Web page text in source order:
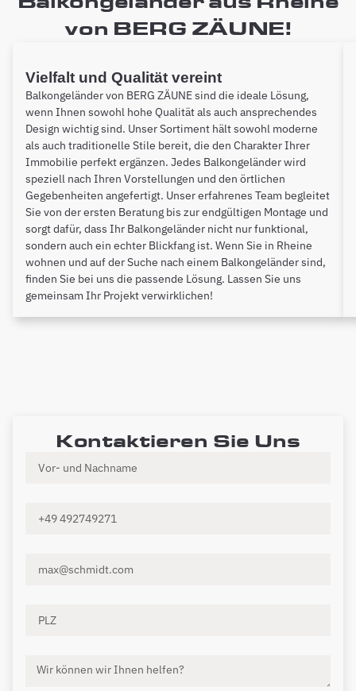
von BERG ZÄUNE!
Vielfalt und Qualität vereint
Balkongeländer von BERG ZÄUNE sind die ideale Lösung,
wenn Ihnen sowohl hohe Qualität als auch ansprechendes
Design wichtig sind. Unser Sortiment hält sowohl moderne
als auch traditionelle Stile bereit, die den Charakter Ihrer
Immobilie perfekt ergänzen. Jedes Balkongeländer wird
speziell nach Ihren Vorstellungen und den örtlichen
Gegebenheiten angefertigt. Unser erfahrenes Team begleitet
Sie von der ersten Beratung bis zur endgültigen Montage und
sorgt dafür, dass Ihr Balkongeländer nicht nur funktional,
sondern auch ein echter Blickfang ist. Wenn Sie in Rheine
wohnen und auf der Suche nach einem Balkongeländer sind,
finden Sie bei uns die passende Lösung. Lassen Sie uns
gemeinsam Ihr Projekt verwirklichen!
Kontaktieren Sie Uns